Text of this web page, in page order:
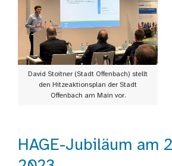
David Stoitner (Stadt Offenbach) stellt
den Hitzeaktionsplan der Stadt
Offenbach am Main vor.
HAGE-Jubiläum am